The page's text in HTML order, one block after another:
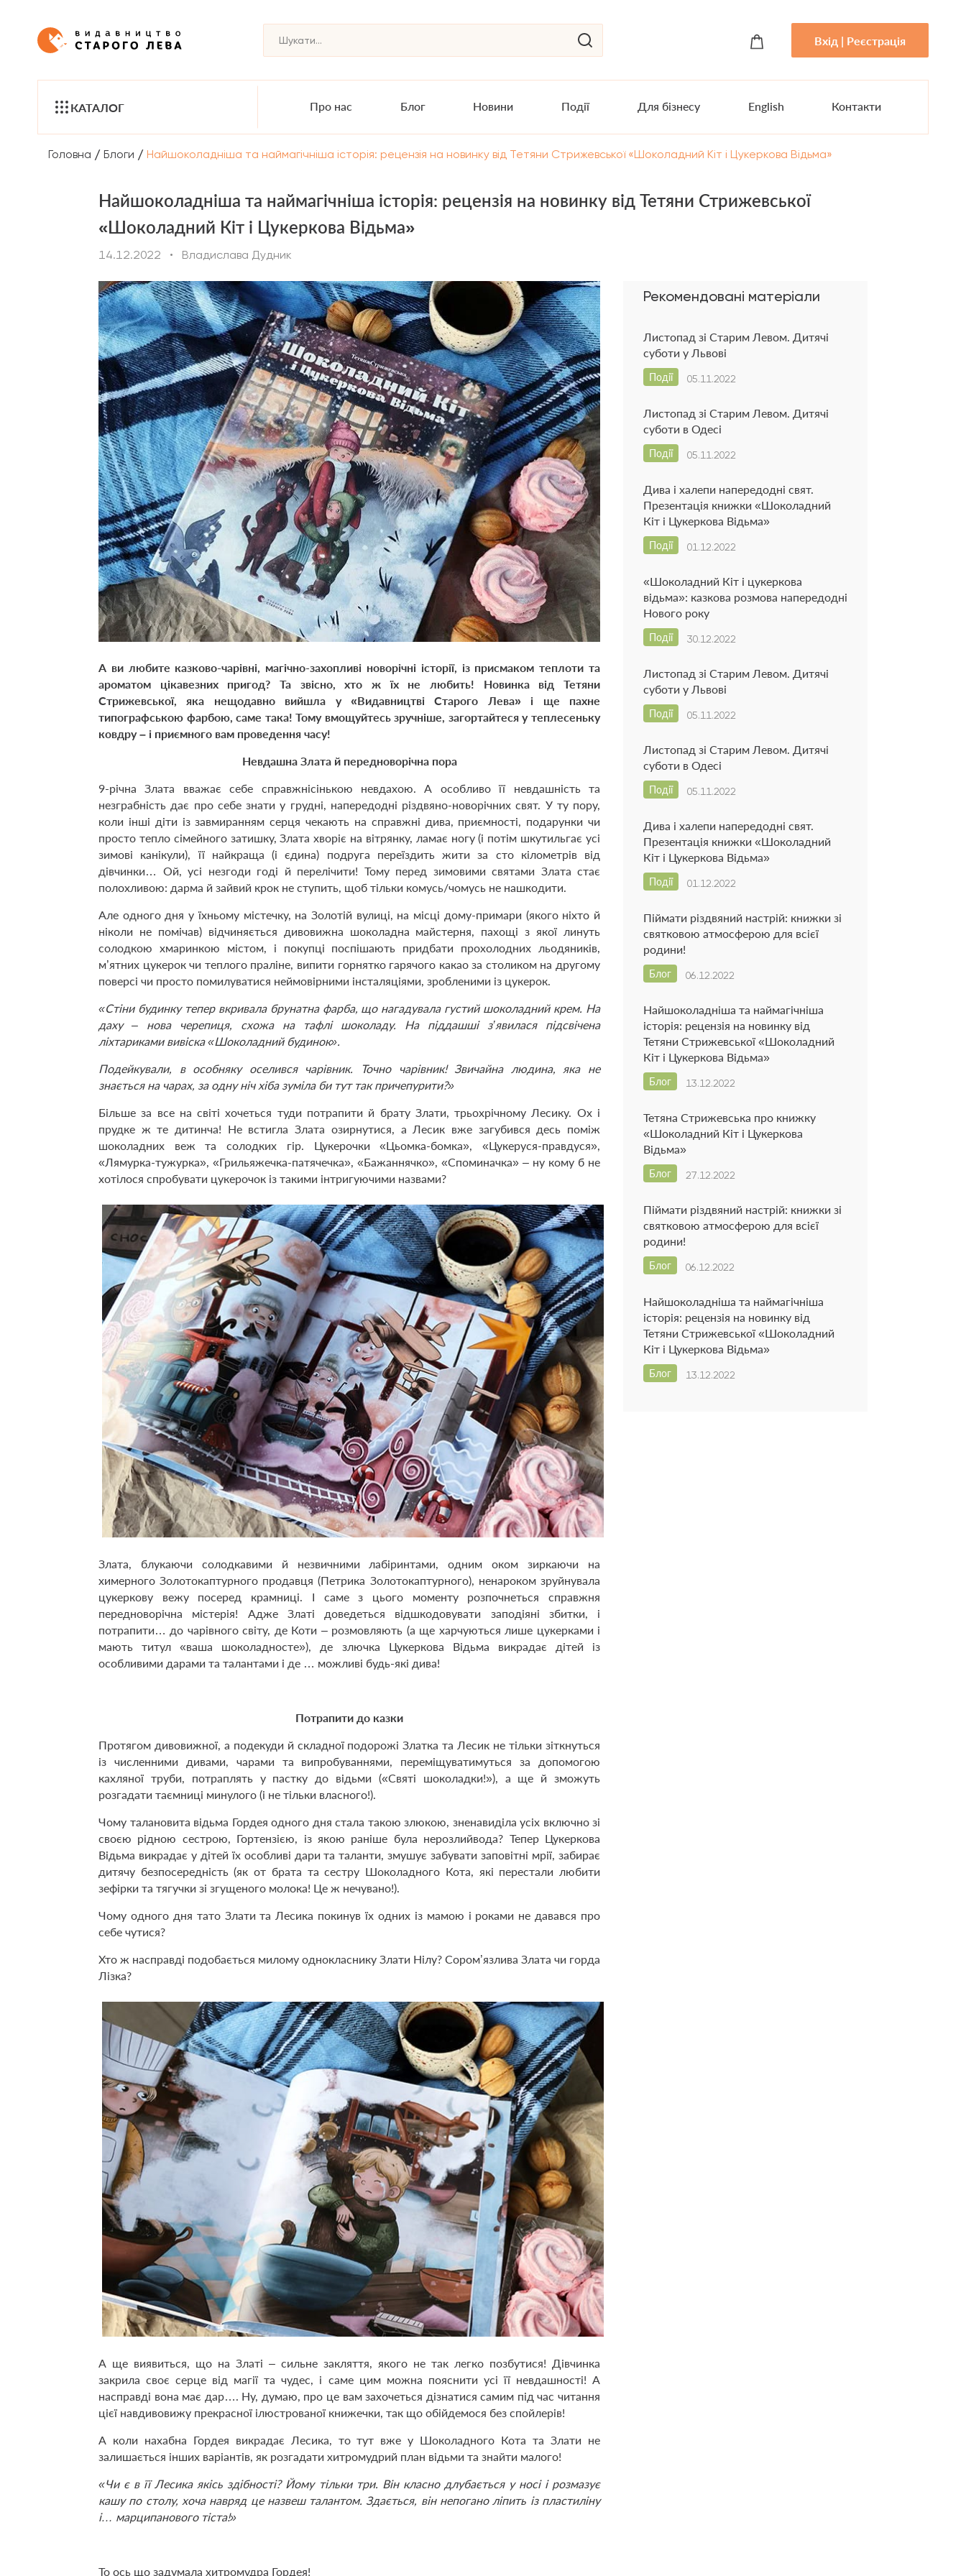
Вхід | Реєстрація
КАТАЛОГ Про нас Блог Новини Події Для бізнесу English Контакти
Головна / Блоги / Найшоколадніша та наймагічніша історія: рецензія на новинку від Тетяни Стрижевської «Шоколадний Кіт і Цукеркова Відьма»
Найшоколадніша та наймагічніша історія: рецензія на новинку від Тетяни Стрижевської
«Шоколадний Кіт і Цукеркова Відьма»
14.12.2022 • Владислава Дудник
А ви любите казково-чарівні, магічно-захопливі новорічні історії, із присмаком теплоти та
ароматом цікавезних пригод? Та звісно, хто ж їх не любить! Новинка від Тетяни
Стрижевської, яка нещодавно вийшла у «Видавництві Старого Лева» і ще пахне
типографською фарбою, саме така! Тому вмощуйтесь зручніше, загортайтеся у теплесеньку
ковдру – і приємного вам проведення часу!
Невдашна Злата й передноворічна пора
9-річна Злата вважає себе справжнісінькою невдахою. А особливо її невдашність та
незграбність дає про себе знати у грудні, напередодні різдвяно-новорічних свят. У ту пору,
коли інші діти із завмиранням серця чекають на справжні дива, приємності, подарунки чи
просто тепло сімейного затишку, Злата хворіє на вітрянку, ламає ногу (і потім шкутильгає усі
зимові канікули), її найкраща (і єдина) подруга переїздить жити за сто кілометрів від
дівчинки… Ой, усі незгоди годі й перелічити! Тому перед зимовими святами Злата стає
полохливою: дарма й зайвий крок не ступить, щоб тільки комусь/чомусь не нашкодити.
Але одного дня у їхньому містечку, на Золотій вулиці, на місці дому-примари (якого ніхто й
ніколи не помічав) відчиняється дивовижна шоколадна майстерня, пахощі з якої линуть
солодкою хмаринкою містом, і покупці поспішають придбати прохолодних льодяників,
м’ятних цукерок чи теплого праліне, випити горнятко гарячого какао за столиком на другому
поверсі чи просто помилуватися неймовірними інсталяціями, зробленими із цукерок.
«Стіни будинку тепер вкривала брунатна фарба, що нагадувала густий шоколадний крем. На
даху – нова черепиця, схожа на тафлі шоколаду. На піддашші з’явилася підсвічена
ліхтариками вивіска «Шоколадний будинок».
Подейкували, в особняку оселився чарівник. Точно чарівник! Звичайна людина, яка не
знається на чарах, за одну ніч хіба зуміла би тут так причепурити?»
Більше за все на світі хочеться туди потрапити й брату Злати, трьохрічному Лесику. Ох і
прудке ж те дитинча! Не встигла Злата озирнутися, а Лесик вже загубився десь поміж
шоколадних веж та солодких гір. Цукерочки «Цьомка-бомка», «Цукеруся-правдуся»,
«Лямурка-тужурка», «Грильяжечка-патячечка», «Бажаннячко», «Споминачка» – ну кому б не
хотілося спробувати цукерочок із такими інтригуючими назвами?
Злата, блукаючи солодкавими й незвичними лабіринтами, одним оком зиркаючи на
химерного Золотокаптурного продавця (Петрика Золотокаптурного), ненароком зруйнувала
цукеркову вежу посеред крамниці. І саме з цього моменту розпочнеться справжня
передноворічна містерія! Адже Златі доведеться відшкодовувати заподіяні збитки, і
потрапити… до чарівного світу, де Коти – розмовляють (а ще харчуються лише цукерками і
мають титул «ваша шоколадносте»), де злючка Цукеркова Відьма викрадає дітей із
особливими дарами та талантами і де … можливі будь-які дива!
Потрапити до казки
Протягом дивовижної, а подекуди й складної подорожі Златка та Лесик не тільки зіткнуться
із численними дивами, чарами та випробуваннями, переміщуватимуться за допомогою
кахляної труби, потраплять у пастку до відьми («Святі шоколадки!»), а ще й зможуть
розгадати таємниці минулого (і не тільки власного!).
Чому талановита відьма Гордея одного дня стала такою злюкою, зненавиділа усіх включно зі
своєю рідною сестрою, Гортензією, із якою раніше була нерозлийвода? Тепер Цукеркова
Відьма викрадає у дітей їх особливі дари та таланти, змушує забувати заповітні мрії, забирає
дитячу безпосередність (як от брата та сестру Шоколадного Кота, які перестали любити
зефірки та тягучки зі згущеного молока! Це ж нечувано!).
Чому одного дня тато Злати та Лесика покинув їх одних із мамою і роками не давався про
себе чутися?
Хто ж насправді подобається милому однокласнику Злати Нілу? Сором’язлива Злата чи горда
Лізка?
А ще виявиться, що на Златі – сильне закляття, якого не так легко позбутися! Дівчинка
закрила своє серце від магії та чудес, і саме цим можна пояснити усі її невдашності! А
насправді вона має дар…. Ну, думаю, про це вам захочеться дізнатися самим під час читання
цієї навдивовижу прекрасної ілюстрованої книжечки, так що обійдемося без спойлерів!
А коли нахабна Гордея викрадає Лесика, то тут вже у Шоколадного Кота та Злати не
залишається інших варіантів, як розгадати хитромудрий план відьми та знайти малого!
«Чи є в її Лесика якісь здібності? Йому тільки три. Він класно длубається у носі і розмазує
кашу по столу, хоча навряд це назвеш талантом. Здається, він непогано ліпить із пластиліну
і… марципанового тіста!»
То ось що задумала хитромудра Гордея!
Рекомендовані матеріали
Листопад зі Старим Левом. Дитячі
суботи у Львові
05.11.2022
Події
Листопад зі Старим Левом. Дитячі
суботи в Одесі
05.11.2022
Події
Дива і халепи напередодні свят.
Презентація книжки «Шоколадний
Кіт і Цукеркова Відьма»
01.12.2022
Події
«Шоколадний Кіт і цукеркова
відьма»: казкова розмова напередодні
Нового року
30.12.2022
Події
Листопад зі Старим Левом. Дитячі
суботи у Львові
05.11.2022
Події
Листопад зі Старим Левом. Дитячі
суботи в Одесі
05.11.2022
Події
Дива і халепи напередодні свят.
Презентація книжки «Шоколадний
Кіт і Цукеркова Відьма»
01.12.2022
Події
Піймати різдвяний настрій: книжки зі
святковою атмосферою для всієї
родини!
06.12.2022
Блог
Найшоколадніша та наймагічніша
історія: рецензія на новинку від
Тетяни Стрижевської «Шоколадний
Кіт і Цукеркова Відьма»
13.12.2022
Блог
Тетяна Стрижевська про книжку
«Шоколадний Кіт і Цукеркова
Відьма»
27.12.2022
Блог
Піймати різдвяний настрій: книжки зі
святковою атмосферою для всієї
родини!
06.12.2022
Блог
Найшоколадніша та наймагічніша
історія: рецензія на новинку від
Тетяни Стрижевської «Шоколадний
Кіт і Цукеркова Відьма»
13.12.2022
Блог